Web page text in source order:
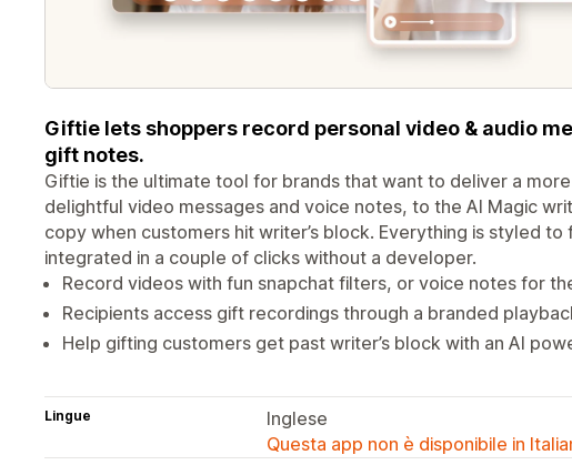
Giftie lets shoppers record personal video & audio
gift notes.
Giftie is the ultimate tool for brands that want to deliver a
delightful video messages and voice notes, to the AI Magic
copy when customers hit writer’s block. Everything is styled
integrated in a couple of clicks without a developer.
Record videos with fun snapchat filters, or voice notes for
Recipients access gift recordings through a branded
Help gifting customers get past writer’s block with an AI
Lingue
Inglese
Questa app non è disponibile in